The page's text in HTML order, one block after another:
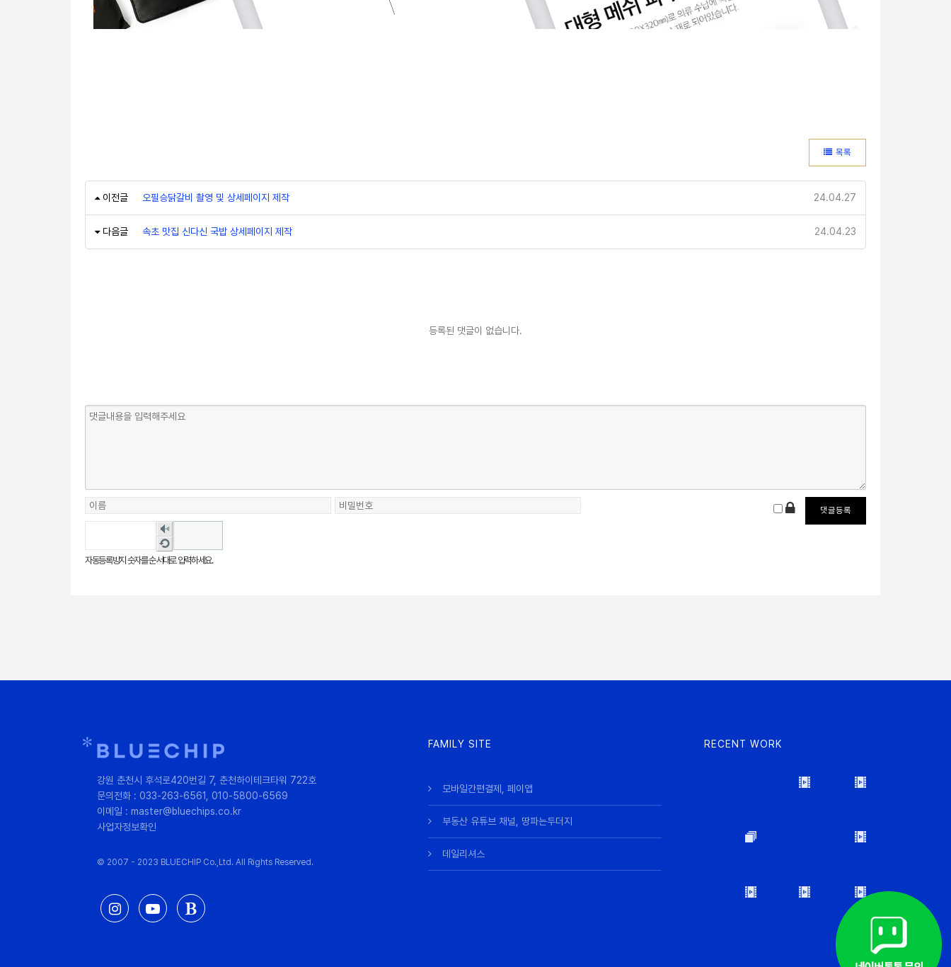
목록
이전글 오필승닭갈비 촬영 및 상세페이지 제작 24.04.27
다음글 속초 맛집 신다신 국밥 상세페이지 제작 24.04.23
등록된 댓글이 없습니다.
숫
자
음
새
로
자동등록방지 숫자를 순서대로 입력하세요.
강원 춘천시 후석로420번길 7, 춘천하이테크타워 722호
문의전화 : 033-263-6561, 010-5800-6569
이메일 : master@bluechips.co.kr
사업자정보확인
© 2007 - 2023 BLUECHIP Co.,Ltd. All Rights Reserved.
FAMILY SITE
모바일간편결제, 페이앱
부동산 유튜브 채널, 땅파는두더지
데일리셔스
RECENT WORK